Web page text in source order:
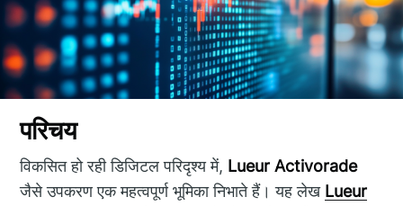
परिचय
विकसित हो रही डिजिटल परिदृश्य में, Lueur Activorade
जैसे उपकरण एक महत्वपूर्ण भूमिका निभाते हैं। यह लेख Lueur